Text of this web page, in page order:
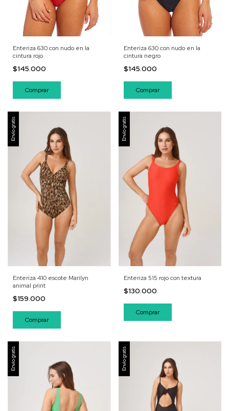
Enteriza 630 con nudo en la
cintura rojo
$145.000
Comprar
Enteriza 630 con nudo en la
cintura negro
$145.000
Comprar
Envío gratis
Enteriza 410 escote Marilyn
animal print
$159.000
Comprar
Envío gratis
Enteriza 515 rojo con textura
$130.000
Comprar
Envío gratis Envío gratis